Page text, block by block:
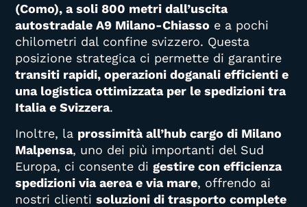
(Como), a soli 800 metri dall’uscita
autostradale A9 Milano-Chiasso e a pochi
chilometri dal confine svizzero. Questa
posizione strategica ci permette di garantire
transiti rapidi, operazioni doganali efficienti e
una logistica ottimizzata per le spedizioni tra
Italia e Svizzera.
Inoltre, la prossimità all’hub cargo di Milano
Malpensa, uno dei più importanti del Sud
Europa, ci consente digestire con efficienza
spedizioni via aerea e via mare, offrendo ai
nostri clientisoluzioni di trasporto complete